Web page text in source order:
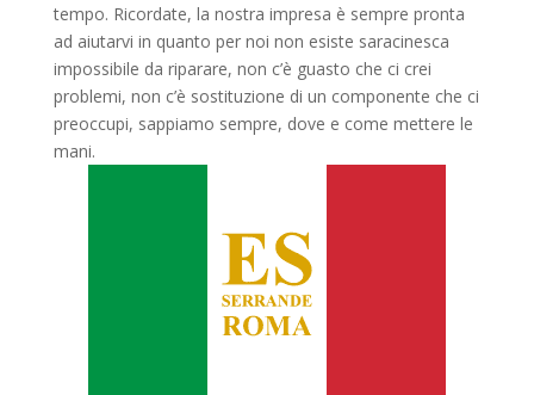
tempo. Ricordate, la nostra impresa è sempre pronta
ad aiutarvi in quanto per noi non esiste saracinesca
impossibile da riparare, non c’è guasto che ci crei
problemi, non c’è sostituzione di un componente che ci
preoccupi, sappiamo sempre, dove e come mettere le
mani.